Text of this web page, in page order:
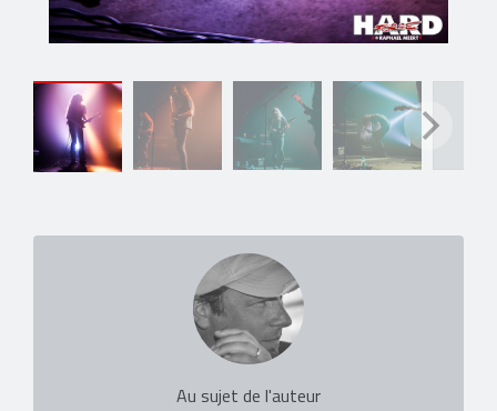
Au sujet de l'auteur